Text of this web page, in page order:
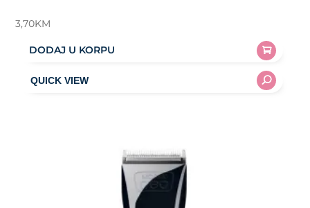
3,70KM
DODAJ U KORPU